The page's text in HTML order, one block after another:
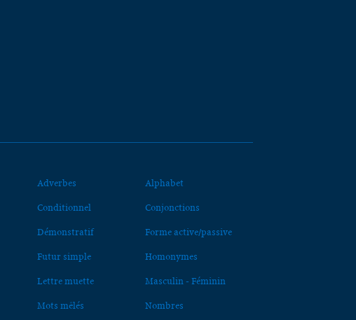
Adverbes Alphabet
Conditionnel Conjonctions
Démonstratif Forme active/passive
Futur simple Homonymes
Lettre muette Masculin - Féminin
Mots mêlés Nombres